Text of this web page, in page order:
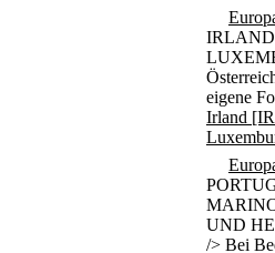
eigene
Irland
UND
/> Bei